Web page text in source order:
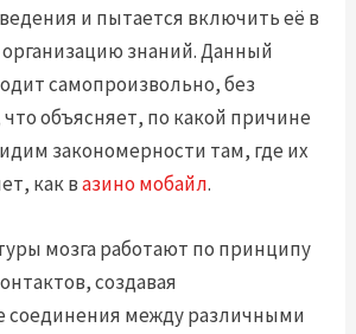
и пытается включить её в
знаний. Данный
самопроизвольно, без
что объясняет, по какой причине
закономерности там, где их
как вазино мобайл.
мозга работают по принципу
создавая
соединения между различными